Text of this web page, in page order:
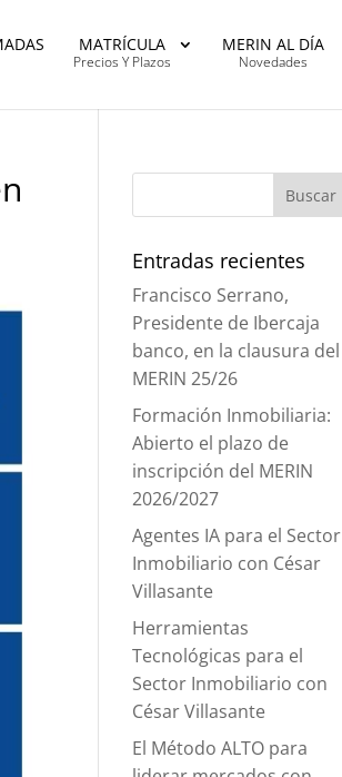
MATRÍCULA
Precios Y Plazos
MERIN AL DÍA
Novedades
Entradas recientes
Francisco Serrano,
Presidente de Ibercaja
banco, en la clausura del
MERIN 25/26
Formación Inmobiliaria:
Abierto el plazo de
inscripción del MERIN
2026/2027
Agentes IA para el Sector
Inmobiliario con César
Villasante
Herramientas
Tecnológicas para el
Sector Inmobiliario con
César Villasante
El Método ALTO para